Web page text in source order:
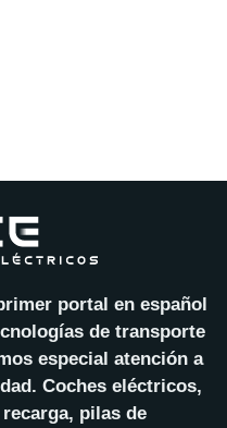
portal en español
de transporte
especial atención a
Coches eléctricos,
pilas de